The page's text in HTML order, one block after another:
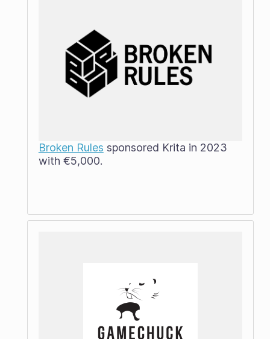
Broken Rules sponsored Krita in 2023
with €5,000.